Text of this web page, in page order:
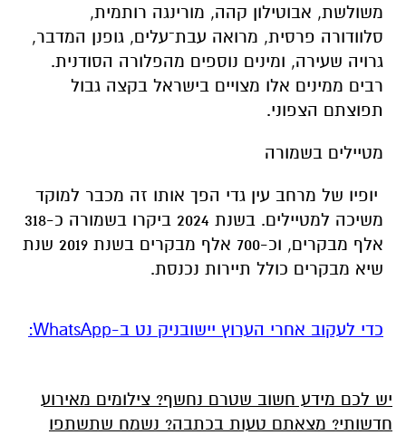
משולשת, אבוטילון קהה, מורינגה רותמית,
סלוודורה פרסית, מרואה עבת־עלים, גופנן המדבר,
גרויה שעירה, ומינים נוספים מהפלורה הסודנית.
רבים ממינים אלו מצויים בישראל בקצה גבול
תפוצתם הצפוני.
מטיילים בשמורה
יופיו של מרחב עין גדי הפך אותו זה מכבר למוקד
משיכה למטיילים. בשנת 2024 ביקרו בשמורה כ-318
אלף מבקרים, וכ-700 אלף מבקרים בשנת 2019 שנת
שיא מבקרים כולל תיירות נכנסת.
‏כדי לעקוב אחרי הערוץ יישובניק נט ב-WhatsApp:‏‏‏
יש לכם מידע חשוב שטרם נחשף? צילומים מאירוע
חדשותי? מצאתם טעות בכתבה? נשמח שתשתפו